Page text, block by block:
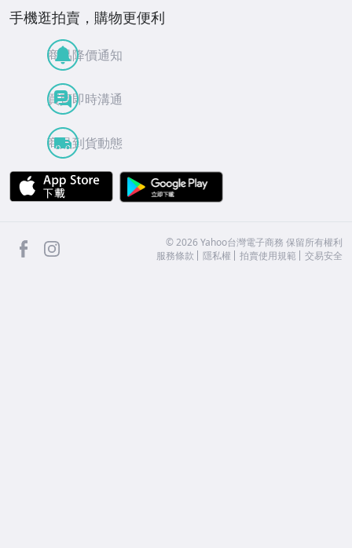
手機逛拍賣，購物更便利
商品降價通知
買賣即時溝通
商品到貨動態
APP Store
facebook ©2026 Yahoo台灣電子商務 保留所有權利
服務條款
隱私權 拍賣使用規範 交易安全